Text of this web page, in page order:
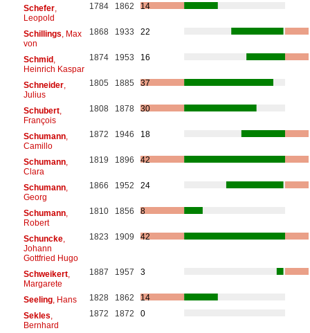
Schefer,
Leopold
1784 1862 14
Schillings , Max
von
1868 1933 22
Schmid,
Heinrich Kaspar
1874 1953 16
Schneider,
Julius
1805 1885 37
Schubert,
François
1808 1878 30
Schumann,
Camillo
1872 1946 18
Schumann,
Clara
1819 1896 42
Schumann,
Georg
1866 1952 24
Schumann,
Robert
1810 1856 8
Schuncke,
Johann
Gottfried Hugo
1823 1909 42
Schweikert,
Margarete
1887 1957 3
Seeling, Hans 1828 1862
14
Sekles
Bernhard
1872 1872 0